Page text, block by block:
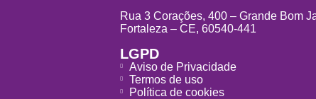
Rua 3 Corações, 400 – Grande Bom
Fortaleza – CE, 60540-441
LGPD
Aviso de Privacidade
Termos de uso
Política de cookies